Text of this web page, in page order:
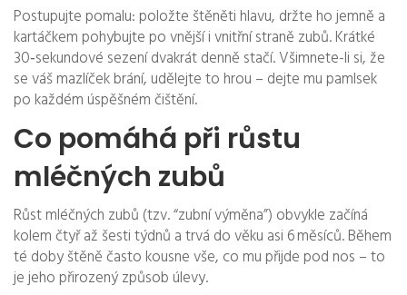
Postupujte pomalu: položte štěněti hlavu, držte ho jemně a
kartáčkem pohybujte po vnější i vnitřní straně zubů. Krátké
30‑sekundové sezení dvakrát denně stačí. Všimnete-li si, že
se váš mazlíček brání, udělejte to hrou – dejte mu pamlsek
po každém úspěšném čištění.
Co pomáhá při růstu
mléčných zubů
Růst mléčných zubů (tzv. “zubní výměna”) obvykle začíná
kolem čtyř až šesti týdnů a trvá do věku asi 6 měsíců. Během
té doby štěně často kousne vše, co mu přijde pod nos – to
je jeho přirozený způsob úlevy.